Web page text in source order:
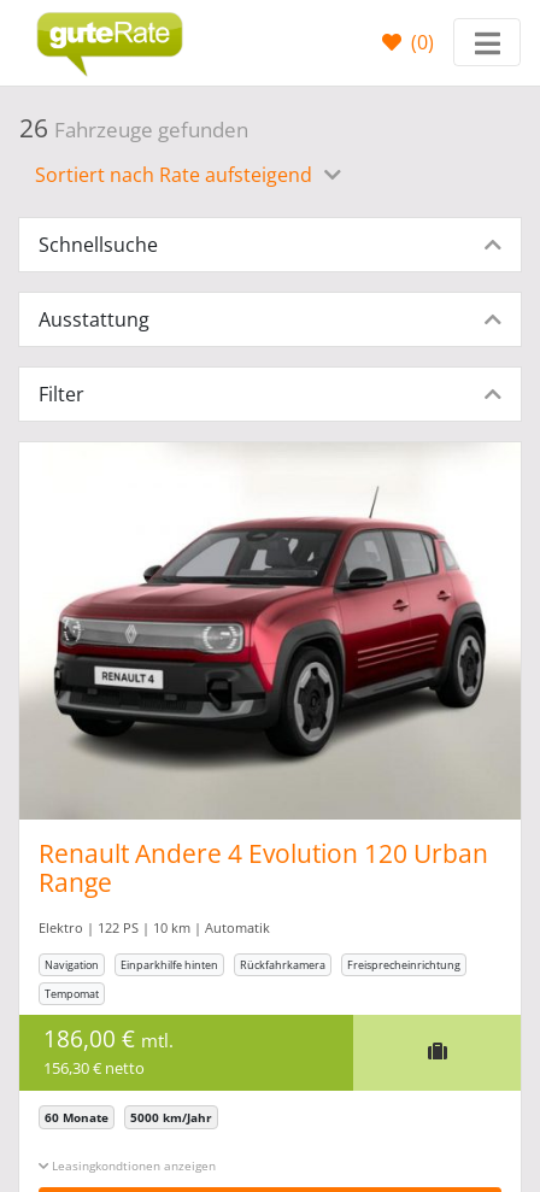
(0)
26 Fahrzeuge gefunden
Sortiert nach Rate aufsteigend
Schnellsuche
Ausstattung
Filter
Renault Andere 4 Evolution 120 Urban
Range
Elektro | 122 PS | 10 km | Automatik
Navigation Einparkhilfe hinten Rückfahrkamera
Freisprecheinrichtung
Tempomat
186,00 € mtl.
156,30 € netto
60 Monate 5000 km/Jahr
Leasingkonditionen ein-/ausblenden